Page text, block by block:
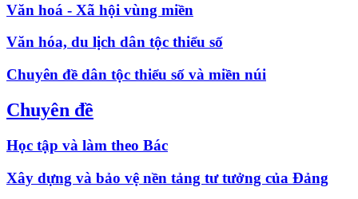
Văn hoá - Xã hội vùng miền
Văn hóa, du lịch dân tộc thiểu số
Chuyên đề dân tộc thiểu số và miền núi
Chuyên đề
Học tập và làm theo Bác
Xây dựng và bảo vệ nền tảng tư tưởng của Đảng